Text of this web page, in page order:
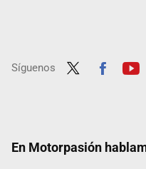
Síguenos
En Motorpasión